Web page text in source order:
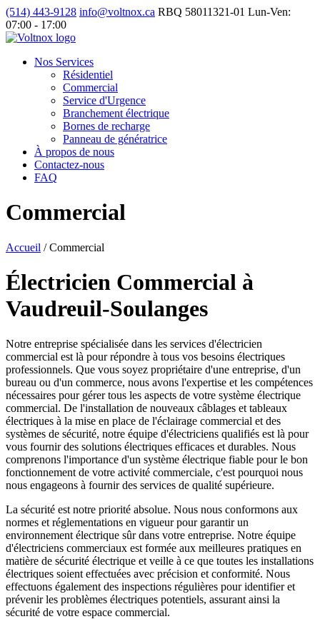
(514) 443-9128 info@voltnox.ca RBQ 58011321-01 Lun-Ven:
07:00 - 17:00
Nos Services
Résidentiel
Commercial
Service d'Urgence
Branchement électrique
Bornes de recharge
Panneau de génératrice
À propos de nous
Contactez-nous
FAQ
Commercial
Accueil / Commercial
Électricien Commercial à
Vaudreuil-Soulanges
Notre entreprise spécialisée dans les services d'électricien
commercial est là pour répondre à tous vos besoins électriques
professionnels. Que vous soyez propriétaire d'une entreprise, d'un
bureau ou d'un commerce, nous avons l'expertise et les compétences
nécessaires pour gérer tous les aspects de votre système électrique
commercial. De l'installation de nouveaux câblages et tableaux
électriques à la mise en place de l'éclairage commercial et des
systèmes de sécurité, notre équipe d'électriciens qualifiés est là pour
vous fournir des solutions électriques efficaces et durables. Nous
comprenons l'importance d'un système électrique fiable pour le bon
fonctionnement de votre activité commerciale, c'est pourquoi nous
nous engageons à fournir des services de qualité supérieure.
La sécurité est notre priorité absolue. Nous nous conformons aux
normes et réglementations en vigueur pour garantir un
environnement électrique sûr dans votre entreprise. Notre équipe
d'électriciens commerciaux est formée aux meilleures pratiques en
matière de sécurité électrique et veille à ce que toutes les installations
électriques soient effectuées avec précision et conformité. Nous
effectuons également des inspections régulières pour identifier et
prévenir les problèmes électriques potentiels, assurant ainsi la
sécurité de votre espace commercial.